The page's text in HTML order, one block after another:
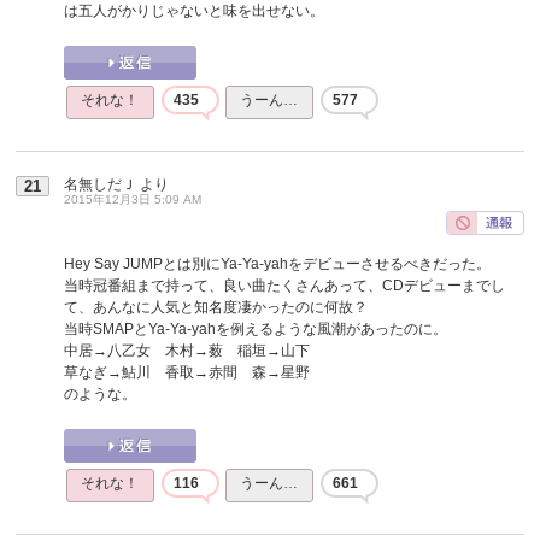
は五人がかりじゃないと味を出せない。
それな！ 435 うーん… 577
21 名無しだＪ より
2015年12月3日 5:09 AM
Hey Say JUMPとは別にYa-Ya-yahをデビューさせるべきだった。
当時冠番組まで持って、良い曲たくさんあって、CDデビューまでし
て、あんなに人気と知名度凄かったのに何故？
当時SMAPとYa-Ya-yahを例えるような風潮があったのに。
中居→八乙女 木村→薮 稲垣→山下
草なぎ→鮎川 香取→赤間 森→星野
のような。
それな！ 116 うーん… 661